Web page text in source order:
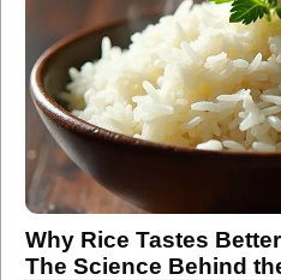
Why Rice Tastes
The Science Behind